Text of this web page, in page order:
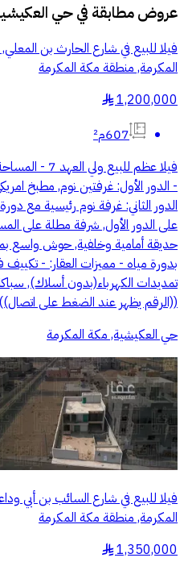
عروض مطابقة فيحي
فيلا للبيع في شارع الحارث بن
المكرمة, منطقة مكة المكرمة
1,200,000
§
607م²
- الدور الأول: غرفتين نوم, مطبخ
الدور الثاني: غرفة نوم رئيسية مع
على الدور الأول, شرفة مطلة على
بدورة مياه - مميزات العقار: - تكييف
تمديدات الكهرباء(بدون أسلاك),
((الرقم يظهر عند الضغط على
حي العكيشية, مكة المكرمة
فيلا للبيع في شارع السائب بن أبي
المكرمة, منطقة مكة المكرمة
1,350,000
§